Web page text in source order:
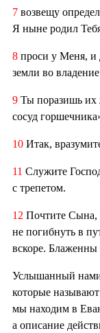
7 возвещу
Я ныне родил
8 проси у Меня, и
земли во
9 Ты поразишь их
сосуд
10 Итак,
11 Служите
с трепетом.
12 Почтите Сына,
не погибнуть в
вскоре.
Услышанный нами
которые
мы находим в
а описание